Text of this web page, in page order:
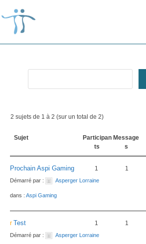
to
content
2 sujets de 1 à 2 (sur un total de 2)
Sujet
Participan
ts
Message
s
Prochain Aspi Gaming
Démarré par : Asperger Lorraine
dans : Aspi Gaming
1 1
Test
Démarré par : Asperger Lorraine
1 1